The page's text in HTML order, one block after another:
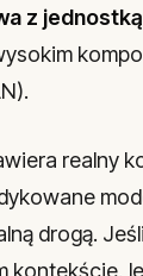
z
realny
drogą.